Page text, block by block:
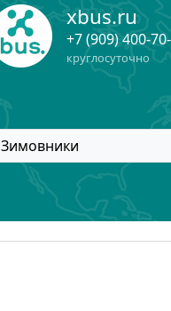
xbus.ru
+7 (909) 400-
круглосуточно
Зимовники